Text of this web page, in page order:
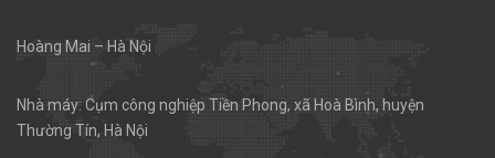
Hoàng Mai – Hà Nội
Nhà máy: Cụm công nghiệp Tiền Phong, xã Hoà Bình, huyện
Thường Tín, Hà Nội